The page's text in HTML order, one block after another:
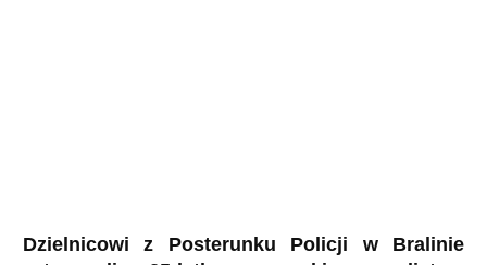
Dzielnicowi z Posterunku Policji w Bralinie